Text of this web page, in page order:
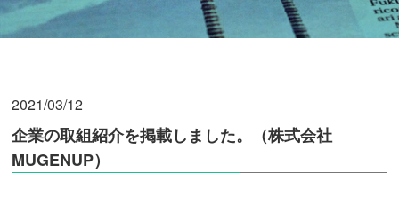
2021/03/12
企業の取組紹介を掲載しました。（株式会社
MUGENUP）